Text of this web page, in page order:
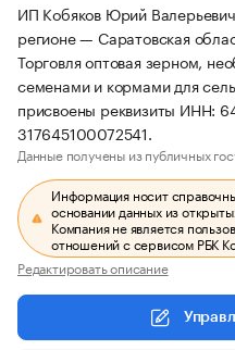
ИП Кобяков Юрий
регионе — Саратовская
Торговля оптовая зерном,
семенами и кормами для
присвоены реквизиты ИНН:
317645100072541.
Данные получены из публичных
Информация носит
основании данных из
Компания не является
отношений с сервисом РБК
Редактировать описание